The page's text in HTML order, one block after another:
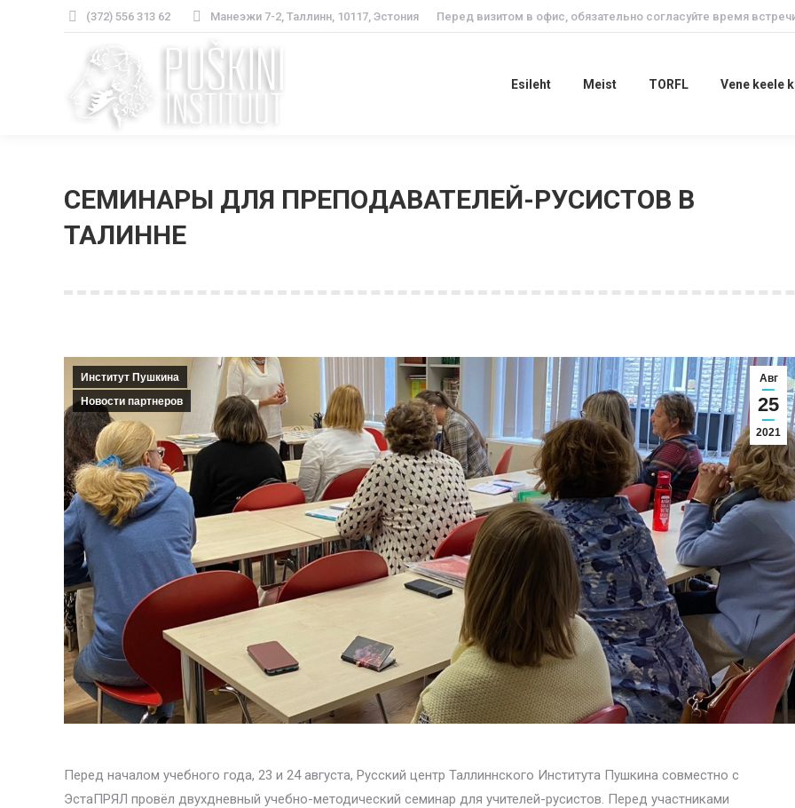
(372) 556 313 62 Манеэжи 7-2, Таллинн, 10117, Эстония Перед визитом в офис, обязательно согласуйте время
Esileht Meist TORFL Vene keele
СЕМИНАРЫ ДЛЯ ПРЕПОДАВАТЕЛЕЙ-РУСИСТОВ В
ТАЛИННЕ
Авг
25
2021
Институт Пушкина
Новости партнеров
Перед началом учебного года, 23 и 24 августа, Русский центр Таллиннского Института Пушкина совместно с
ЭстаПРЯЛ провёл двухдневный учебно-методический семинар для учителей-русистов. Перед участниками